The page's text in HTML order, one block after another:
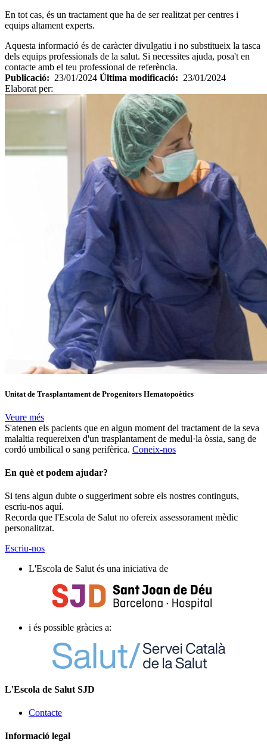
En tot cas, és un tractament que ha de ser realitzat per centres i
equips altament experts.
Aquesta informació és de caràcter divulgatiu i no substitueix la tasca
dels equips professionals de la salut. Si necessites ajuda, posa't en
contacte amb el teu professional de referència.
Publicació: 23/01/2024 Última modificació: 23/01/2024
Elaborat per:
Unitat de Trasplantament de Progenitors Hematopoètics
Veure més
S'atenen els pacients que en algun moment del tractament de la seva
malaltia requereixen d'un trasplantament de medul·la òssia, sang de
cordó umbilical o sang perifèrica. Coneix-nos
En què et podem ajudar?
Si tens algun dubte o suggeriment sobre els nostres continguts,
escriu-nos aquí.
Recorda que l'Escola de Salut no ofereix assessorament mèdic
personalitzat.
Escriu-nos
L'Escola de Salut és una iniciativa de
i és possible gràcies a:
L'Escola de Salut SJD
Contacte
Informació legal